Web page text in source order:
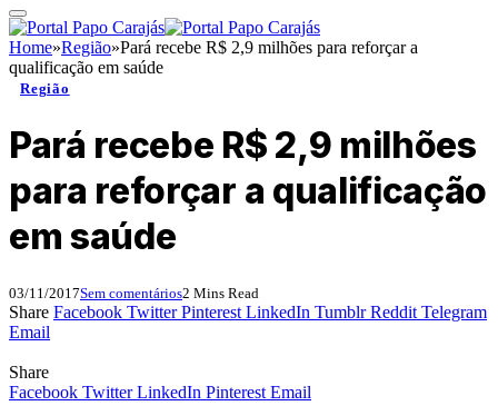
Home»Região»Pará recebe R$ 2,9 milhões para reforçar a
qualificação em saúde
Região
Pará recebe R$ 2,9 milhões
para reforçar a qualificação
em saúde
03/11/2017Sem comentários2 Mins Read
Share Facebook Twitter Pinterest LinkedIn Tumblr Reddit Telegram
Email
Share
Facebook Twitter LinkedIn Pinterest Email